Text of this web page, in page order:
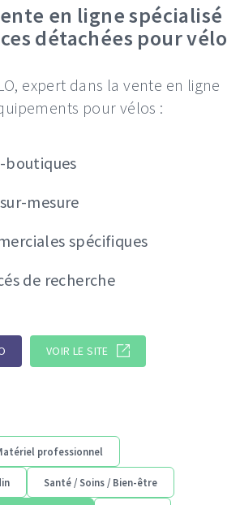
en ligne spécialisé
détachées pour vélo
expert dans la vente en ligne
pour vélos :
mesure
spécifiques
de recherche
VOIR LE SITE
professionnel
Santé / Soins / Bien-être